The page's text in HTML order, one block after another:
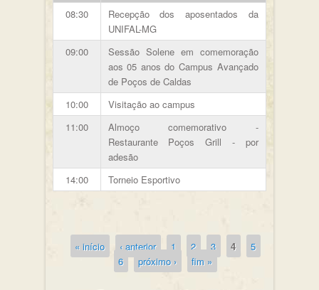
08:30
Recepção dos aposentados da
UNIFAL-MG
09:00
Sessão Solene em comemoração
aos 05 anos do Campus Avançado
de Poços de Caldas
10:00
Visitação ao campus
11:00
Almoço comemorativo -
Restaurante Poços Grill - por
adesão
14:00
Torneio Esportivo
Páginas
« início ‹ anterior 1 2 3 4
5
6
próximo › fim »